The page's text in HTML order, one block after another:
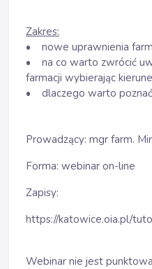
Zakres:
• nowe uprawnienia
• na co warto zwrócić
farmacji wybierając
• dlaczego warto poznać
Prowadzący: mgr farm.
Forma: webinar on-line
Zapisy:
https://katowice.oia.pl/
Webinar nie jest